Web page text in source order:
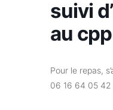
suivi
au cpp
Pour le repas,
06 16 64 05 42